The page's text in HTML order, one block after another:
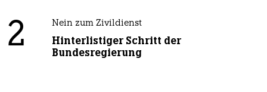
2 Nein zum Zivildienst
Hinterlistiger Schritt der
Bundesregierung